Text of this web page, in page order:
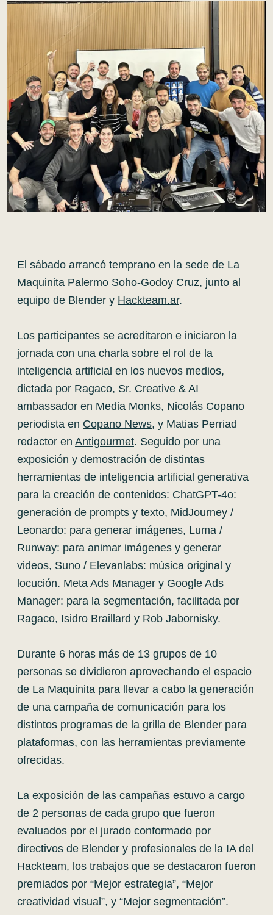
El sábado arrancó temprano en la sede de La
Maquinita Palermo Soho-Godoy Cruz, junto al
equipo de Blender y Hackteam.ar.
Los participantes se acreditaron e iniciaron la
jornada con una charla sobre el rol de la
inteligencia artificial en los nuevos medios,
dictada por Ragaco, Sr. Creative & AI
ambassador en Media Monks, Nicolás Copano
periodista en Copano News, y Matias Perriad
redactor en Antigourmet. Seguido por una
exposición y demostración de distintas
herramientas de inteligencia artificial generativa
para la creación de contenidos: ChatGPT-4o:
generación de prompts y texto, MidJourney /
Leonardo: para generar imágenes, Luma /
Runway: para animar imágenes y generar
videos, Suno / Elevanlabs: música original y
locución. Meta Ads Manager y Google Ads
Manager: para la segmentación, facilitada por
Ragaco, Isidro Braillard y Rob Jabornisky.
Durante 6 horas más de 13 grupos de 10
personas se dividieron aprovechando el espacio
de La Maquinita para llevar a cabo la generación
de una campaña de comunicación para los
distintos programas de la grilla de Blender para
plataformas, con las herramientas previamente
ofrecidas.
La exposición de las campañas estuvo a cargo
de 2 personas de cada grupo que fueron
evaluados por el jurado conformado por
directivos de Blender y profesionales de la IA del
Hackteam, los trabajos que se destacaron fueron
premiados por “Mejor estrategia”, “Mejor
creatividad visual”, y “Mejor segmentación”.